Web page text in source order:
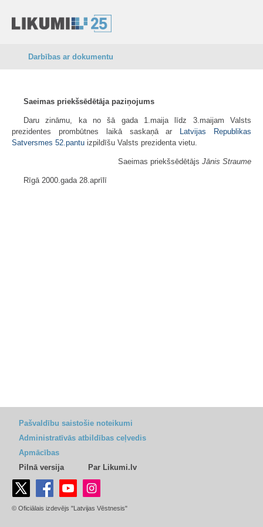
Darbības ar dokumentu
Saeimas priekšsēdētāja paziņojums
Daru zināmu, ka no šā gada 1.maija līdz 3.maijam Valsts
prezidentes prombūtnes laikā saskaņā ar
Latvijas Republikas
Satversmes 52.pantu izpildīšu Valsts prezidenta vietu.
Saeimas priekšsēdētājs Jānis Straume
Rīgā 2000.gada 28.aprīlī
Pašvaldību saistošie noteikumi
Administratīvās atbildības ceļvedis
Apmācības
Pilnā versija
Par Likumi.lv
© Oficiālais izdevējs "Latvijas Vēstnesis"